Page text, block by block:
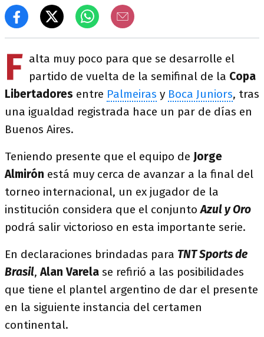
F alta muy poco para que se desarrolle el
partido de vuelta de la semifinal de la Copa
Libertadores entre Palmeiras y Boca Juniors, tras
una igualdad registrada hace un par de días en
Buenos Aires.
Teniendo presente que el equipo de Jorge
Almirón está muy cerca de avanzar a la final del
torneo internacional, un ex jugador de la
institución considera que el conjuntoAzul y Oro
podrá salir victorioso en esta importante serie.
En declaraciones brindadas para TNT Sports de
Brasil,Alan Varela se refirió a las posibilidades
que tiene el plantel argentino de dar el presente
en la siguiente instancia del certamen
continental.